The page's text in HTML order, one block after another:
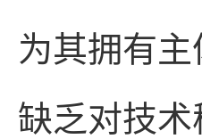
为其拥有
缺乏对技